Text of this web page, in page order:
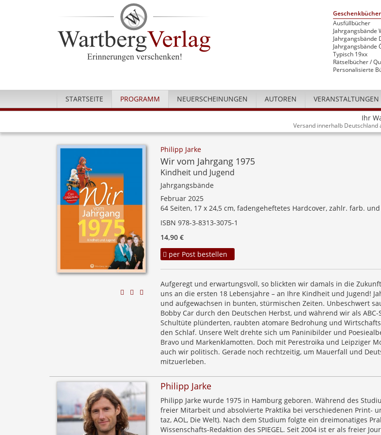
Geschenkbücher
Ausfüllbücher
Jahrgangsbände
Jahrgangsbände
Jahrgangsbände
Typisch 19xx
Rätselbücher /
Personalisierte
STARTSEITE PROGRAMM NEUERSCHEINUNGEN AUTOREN VERANSTALTUNGEN
Ihr
Versand innerhalb Deutschland
Philipp Jarke
Wir vom Jahrgang 1975
Kindheit und Jugend
Jahrgangsbände
Februar 2025
64 Seiten, 17 x 24,5 cm, fadengeheftetes Hardcover, zahlr. farb.
ISBN 978-3-8313-3075-1
14,90 €
per Post bestellen
Aufgeregt und erwartungsvoll, so blickten wir damals in die
uns an die ersten 18 Lebensjahre – an Ihre Kindheit und Jugend!
und aufgewachsen in bunten, stürmischen Zeiten. Unbeschwert
Bobby Car durch den Deutschen Herbst, und während wir als ABC-
Schultüte plünderten, raubten atomare Bedrohung und
den Schlaf. Unsere Welt drehte sich um Paninibilder und
Bravo und Markenklamotten. Doch mit Perestroika und Leipziger
auch wir politisch. Gerade noch rechtzeitig, um Mauerfall und
mitzuerleben.
Philipp Jarke
Philipp Jarke wurde 1975 in Hamburg geboren. Während des
freier Mitarbeit und absolvierte Praktika bei verschiedenen Print-
taz, AOL, Die Welt). Nach dem Studium folgte ein dreimonatiges
Wissenschafts-Redaktion des SPIEGEL. Seit 2004 ist er als freier